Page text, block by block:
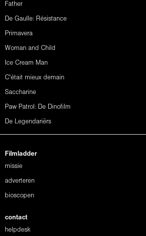
Father
De Gaulle: Résistance
Primavera
Woman and Child
Ice Cream Man
C'était mieux demain
Saccharine
Paw Patrol: De Dinofilm
De Legendariërs
Filmladder
missie
adverteren
bioscopen
contact
helpdesk